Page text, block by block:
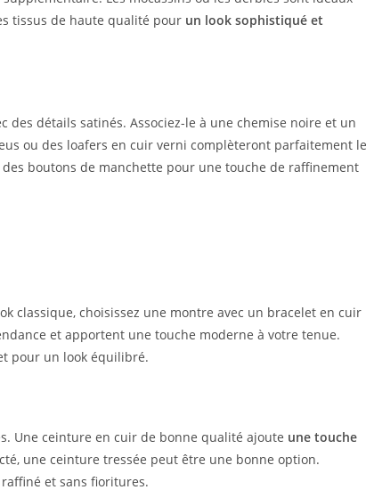
tissus de haute qualité pour un look sophistiqué et
détails satinés. Associez-le à une chemise noire et un
ou des loafers en cuir verni complèteront parfaitement le
boutons de manchette pour une touche de raffinement
classique, choisissez une montre avec un bracelet en cuir
et apportent une touche moderne à votre tenue.
pour un look équilibré.
Une ceinture en cuir de bonne qualité ajoute une touche
une ceinture tressée peut être une bonne option.
et sans fioritures.